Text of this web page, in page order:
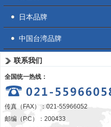
日本品牌
中国台湾品牌
联系我们
全国统一热线：
传真（FAX）：021-55966052
邮编（P.C）：200433